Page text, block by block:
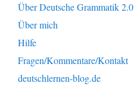
Über Deutsche Grammatik 2.0
Über mich
Hilfe
Fragen/Kommentare/Kontakt
deutschlernen-blog.de